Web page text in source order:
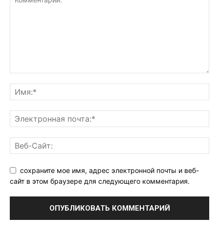
сохраните мое имя, адрес электронной почты и веб-
сайт в этом браузере для следующего комментария.